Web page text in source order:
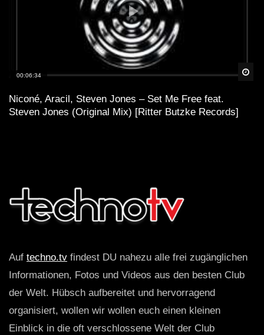
00:06:34
Niconé, Aracil, Steven Jones – Set Me Free feat.
Steven Jones (Original Mix) [Ritter Butzke Records]
Auf techno.tv findest DU nahezu alle frei zugänglichen
Informationen, Fotos und Videos aus den besten Club
der Welt. Hübsch aufbereitet und hervorragend
organisiert, wollen wir wollen euch einen kleinen
Einblick in die oft verschlossene Welt der Club